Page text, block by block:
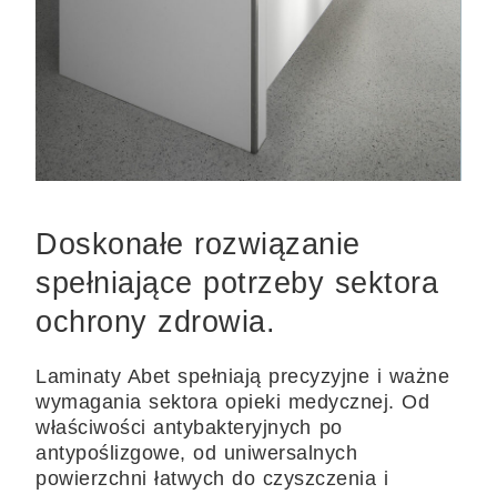
Doskonałe rozwiązanie
spełniające potrzeby sektora
ochrony zdrowia.
Laminaty Abet spełniają precyzyjne i ważne
wymagania sektora opieki medycznej. Od
właściwości antybakteryjnych po
antypoślizgowe, od uniwersalnych
powierzchni łatwych do czyszczenia i